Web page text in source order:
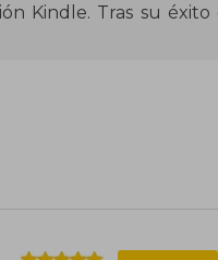
Kindle. Tras su éxito
de Tedd y